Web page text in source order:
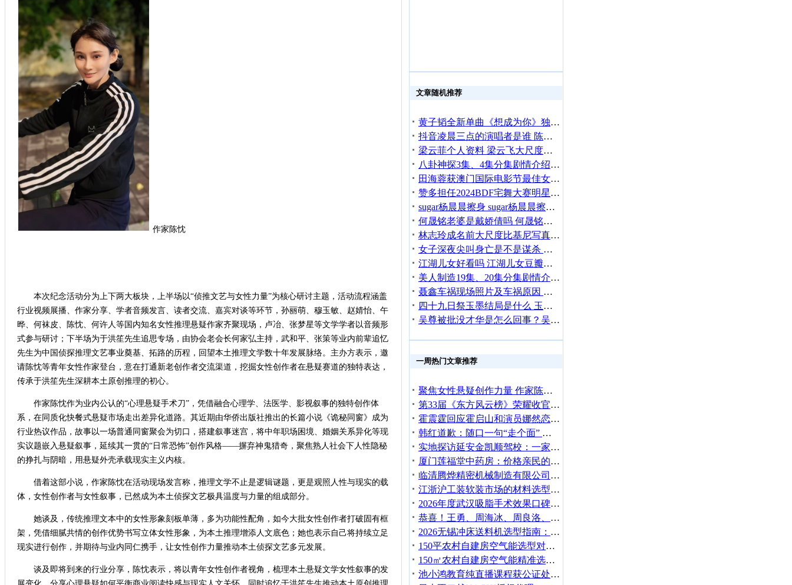
作家陈忱
本次纪念活动分为上下两大板块，上半场以“侦推文艺与女性力量”为核心研讨主题，活动流程涵盖
行业视频展播、作家分享、学者音频发言、读者交流、嘉宾对谈等环节，孙丽萌、穆玉敏、赵婧怡、午
晔、何袜皮、陈忱、何许人等国内知名女性推理悬疑作家齐聚现场，卢冶、张梦星等文学学者以音频形
式参与研讨；下半场为于洪笙先生追思专场，由协会老会长何家弘主持，武和平、张策等业内前辈追忆
先生为中国侦探推理文艺事业奠基、拓路的历程，回望本土推理文学数十年发展脉络。主办方表示，邀
请陈忱等青年女性作家登台，意在打通新老创作者交流渠道，挖掘女性创作者在悬疑赛道的独特表达，
传承于洪笙先生深耕本土原创推理的初心。
作家陈忱作为业内公认的“心理悬疑手术刀”，凭借融合心理学、法医学、影视叙事的独特创作体
系，在同质化快餐式悬疑市场走出差异化道路。其近期由华侨出版社推出的长篇小说《诡秘同窗》成为
行业热议作品，故事以一场普通同窗聚会为切口，搭建叙事迷宫，将中年职场困境、婚姻关系异化等现
实议题嵌入悬疑叙事，延续其一贯的“日常恐怖”创作风格——摒弃神鬼猎奇，聚焦熟人社会下人性隐秘
的挣扎与阴暗，用悬疑外壳承载现实主义内核。
借着这部小说，作家陈忱在活动现场发言称，推理文学不止是逻辑谜题，更是观照人性与现实的载
体，女性创作者与女性叙事，已然成为本土侦探文艺极具温度与力量的组成部分。
她谈及，传统推理文本中的女性形象刻板单薄，多为功能性配角，如今大批女性创作者打破固有框
架，凭借细腻共情的创作优势书写立体女性形象，为本土推理增添人文底色；她也表示自己将持续立足
现实进行创作，并期待与业内同仁携手，让女性创作力量推动本土侦探文艺多元发展。
谈及即将到来的行业分享，陈忱表示，将以青年女性创作者视角，梳理本土悬疑文学女性叙事的发
文章随机推荐
黄子韬全新单曲《想成为你》独家登陆腾讯音乐娱乐集团
抖音凌晨三点的演唱者是谁 陈硕子个人资料背景微博介绍
梁云菲个人资料 梁云飞大尺度曝光 自曝性行为时间细节
八卦神探3集、4集分集剧情介绍及预告
田海蓉获澳门国际电影节最佳女配 演技精湛当之无愧
赞多担任2024BDF宅舞大赛明星评委 程小时限定返场惊喜十足
sugar杨晨晨擦身 sugar杨晨晨擦身视频,sugar杨晨晨擦身60秒
何晟铭老婆是戴娇倩吗 何晟铭老婆家庭背景个人资料曝光
林志玲成名前大尺度比基尼写真流出！爆乳露半球双腿大开
女子深夜尖叫身亡是不是谋杀 揭秘死亡原因
江湖儿女好看吗 江湖儿女豆瓣影评
美人制造19集、20集分集剧情介绍及预告 阿九苏莲衣换心
聂鑫车祸现场照片及车祸原因 聂鑫因车祸旧伤去世 揭秘聂鑫个人资料背景照片
四十九日祭玉墨结局是什么 玉墨历史原型是谁？人物介绍及结局
吴尊被批没才华是怎么回事？吴尊回应靠子女走红被赞情商高
一周热门文章推荐
聚焦女性悬疑创作力量 作家陈忱受邀出席于洪笙先生逝世十周年纪念活动
第33届《东方风云榜》荣耀收官 刘宇宁斩获四奖成全场最大赢家
霍震霆回应霍启山和演员娜然恋情：等他自己答
韩红道歉：随口一句“走个面” 过于轻率随意
实地探访延安金凯顺驾校：一家陕北驾培机构的标准化实践
厦门莲福堂中药房：价格亲民的社区健康守护者
临清腾烨精密机械制造有限公司 年产1.2万吨铸件技术升级改造项目验收公示
江浙沪工装软装市场的材料选型逻辑与空间功能再造
2026年度武汉吸脂手术效果口碑医美机构
恭喜！王勇、周海冰、周良洛、李娟等夺得2025拼图小程序前80席位
2026无锡冲床送料机选型指南：技术实测与口碑对比
150平农村自建房空气能选型对照表｜采暖制冷全场景配置指南
150㎡农村自建房空气能精准选型指南:4大场景+5个法则
池小鸿教育纯直播课程获公证处公证，开创在线教育行业“真直播”认证先河